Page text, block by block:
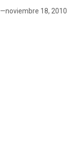
—noviembre 18, 2010